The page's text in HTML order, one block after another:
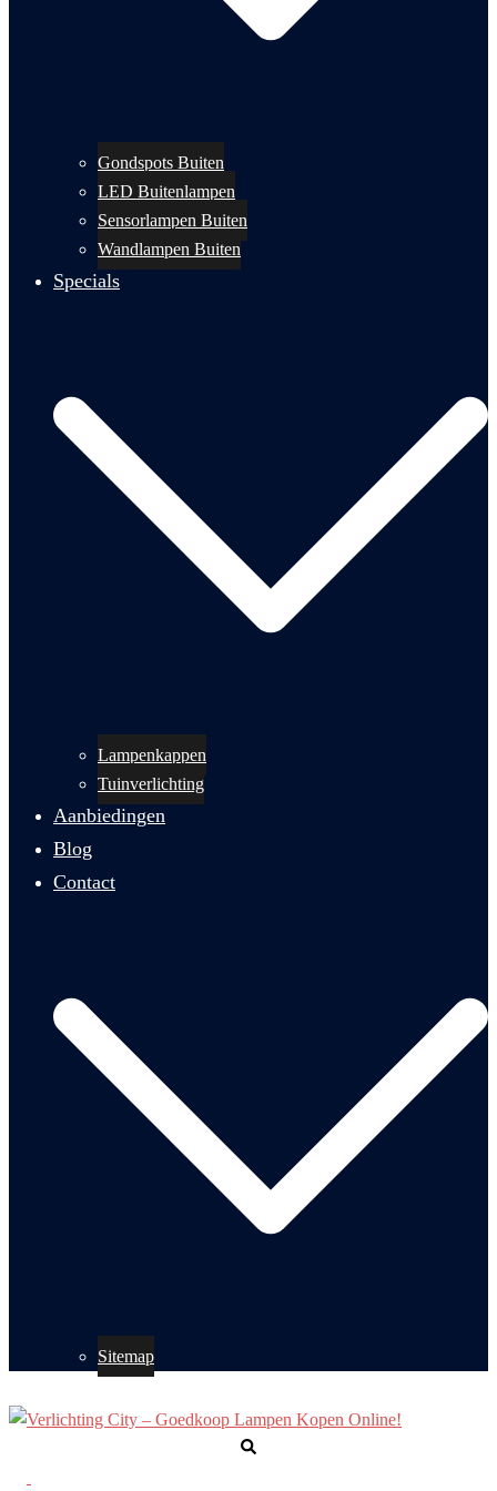
Gondspots Buiten
LED Buitenlampen
Sensorlampen Buiten
Wandlampen Buiten
Specials
Lampenkappen
Tuinverlichting
Aanbiedingen
Blog
Contact
Sitemap